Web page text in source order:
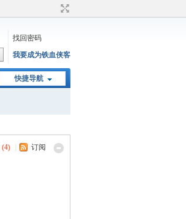
找回密码
我要成为铁血侠客
快捷导航
(4) 订阅